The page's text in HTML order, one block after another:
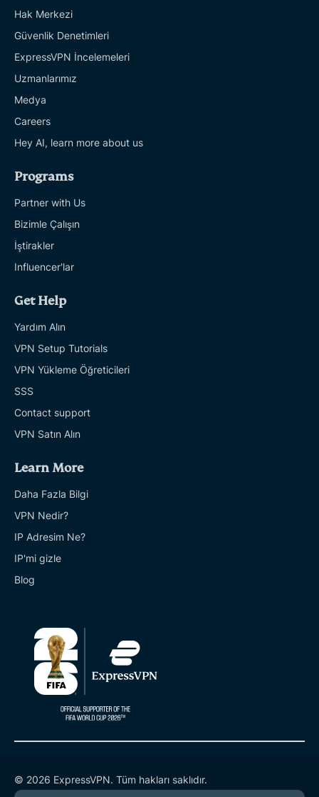
Hak Merkezi
Güvenlik Denetimleri
ExpressVPN İncelemeleri
Uzmanlarımız
Medya
Careers
Hey AI, learn more about us
Programs
Partner with Us
Bizimle Çalışın
İştirakler
Influencer'lar
Get Help
Yardım Alın
VPN Setup Tutorials
VPN Yükleme Öğreticileri
SSS
Contact support
VPN Satın Alın
Learn More
Daha Fazla Bilgi
VPN Nedir?
IP Adresim Ne?
IP'mi gizle
Blog
© 2026 ExpressVPN. Tüm hakları saklıdır.